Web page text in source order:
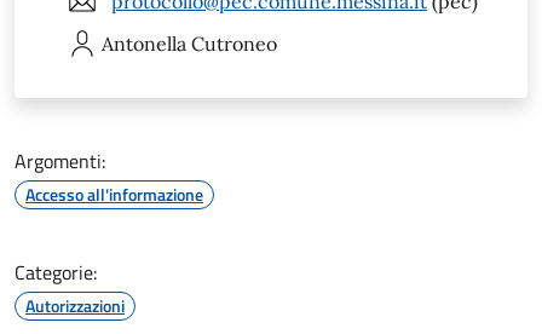
Antonella Cutroneo
Argomenti:
Accesso all'informazione
Categorie:
Autorizzazioni